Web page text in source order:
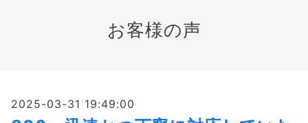
お客様の声
2025-03-31 19:49:00